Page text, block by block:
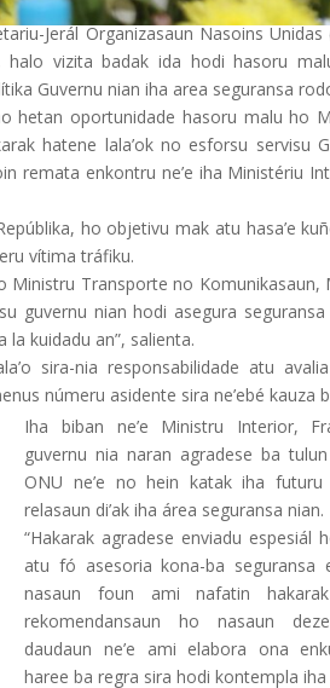
Jerál Organizasaun Nasoins
halo vizita badak ida hodi hasoru
Guvernu nian iha area seguransa
hetan oportunidade hasoru malu ho
hatene lala’ok no esforsu servisu
remata enkontru ne’e iha Ministériu
ho objetivu mak atu hasa’e
vítima tráfiku.
Transporte no Komunikasaun,
guvernu nian hodi asegura
la kuidadu an”, salienta.
sira-nia responsabilidade atu
númeru asidente sira ne’ebé kauza
Iha biban ne’e Ministru Interior,
guvernu nia naran agradese ba
ONU ne’e no hein katak iha
relasaun di’ak iha área seguransa nian.
“Hakarak agradese enviadu espesiál
atu fó asesoria kona-ba seguransa
nasaun foun ami nafatin
rekomendansaun ho nasaun
daudaun ne’e ami elabora ona
haree ba regra sira hodi kontempla